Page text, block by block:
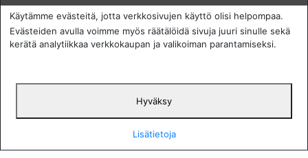
Protecomp
Copyright 2024. All rights
English
Käytämme evästeitä, jotta verkkosivujen käyttö olisi helpompaa.
Evästeiden avulla voimme myös räätälöidä sivuja juuri sinulle sekä
kerätä analytiikkaa verkkokaupan ja valikoiman parantamiseksi.
Hyväksy
Lisätietoja